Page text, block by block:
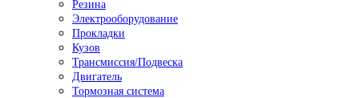
Резина
Электрооборудование
Прокладки
Кузов
Трансмиссия/Подвеска
Двигатель
Тормозная система